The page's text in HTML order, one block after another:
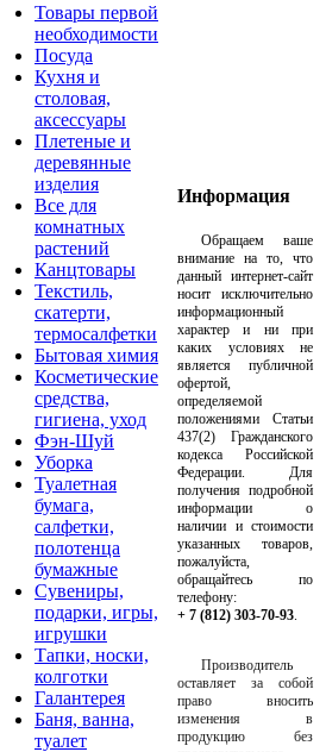
Товары первой
необходимости
Посуда
Кухня и
столовая,
аксессуары
Плетеные и
деревянные
изделия
Все для
комнатных
растений
Канцтовары
Текстиль,
скатерти,
термосалфетки
Бытовая химия
Косметические
средства,
гигиена, уход
Фэн-Шуй
Уборка
Туалетная
бумага,
салфетки,
полотенца
бумажные
Сувениры,
подарки, игры,
игрушки
Тапки, носки,
колготки
Галантерея
Баня, ванна,
туалет
Информация
Обращаем ваше
внимание на то, что
данный интернет-сайт
носит исключительно
информационный
характер и ни при
каких условиях не
является публичной
офертой,
определяемой
положениями Статьи
437(2) Гражданского
кодекса Российской
Федерации. Для
получения подробной
информации о
наличии и стоимости
указанных товаров,
пожалуйста,
обращайтесь по
телефону:
+ 7 (812) 303-70-93
Производитель
оставляет за собой
право вносить
изменения в
продукцию без